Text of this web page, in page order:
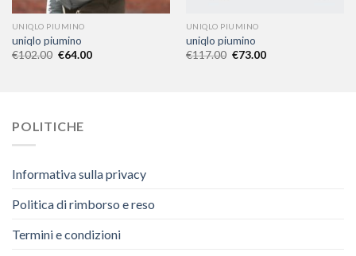
UNIQLO PIUMINO
uniqlo piumino
€102.00 €64.00
UNIQLO PIUMINO
uniqlo piumino
€117.00 €73.00
POLITICHE
Informativa sulla privacy
Politica di rimborso e reso
Termini e condizioni